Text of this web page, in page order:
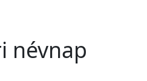
névnap